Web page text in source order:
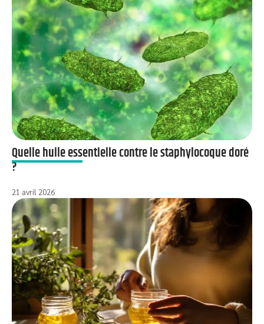
Quelle huile essentielle contre le staphylocoque doré
?
21 avril 2026